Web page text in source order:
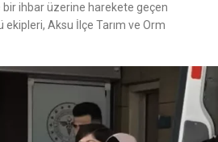
bir ihbar üzerine harekete geçen
Aksu İlçe Tarım ve Orm